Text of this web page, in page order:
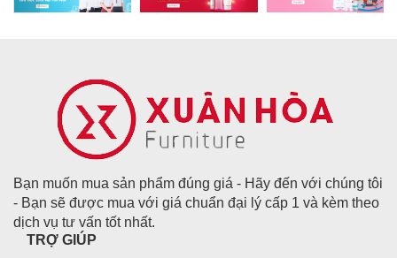
Bạn muốn mua sản phẩm đúng giá - Hãy đến với chúng tôi
- Bạn sẽ được mua với giá chuẩn đại lý cấp 1 và kèm theo
dịch vụ tư vấn tốt nhất.
TRỢ GIÚP